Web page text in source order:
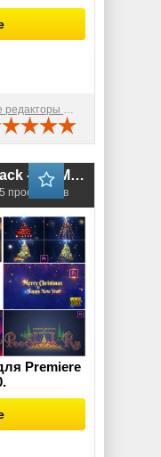
(2D)
Premiere Pro Projects Pack - 30 (MOGRT) - [Christmas]
просмотров
Premiere